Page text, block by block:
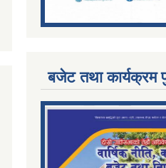
बजेट तथा कार्यक्रम